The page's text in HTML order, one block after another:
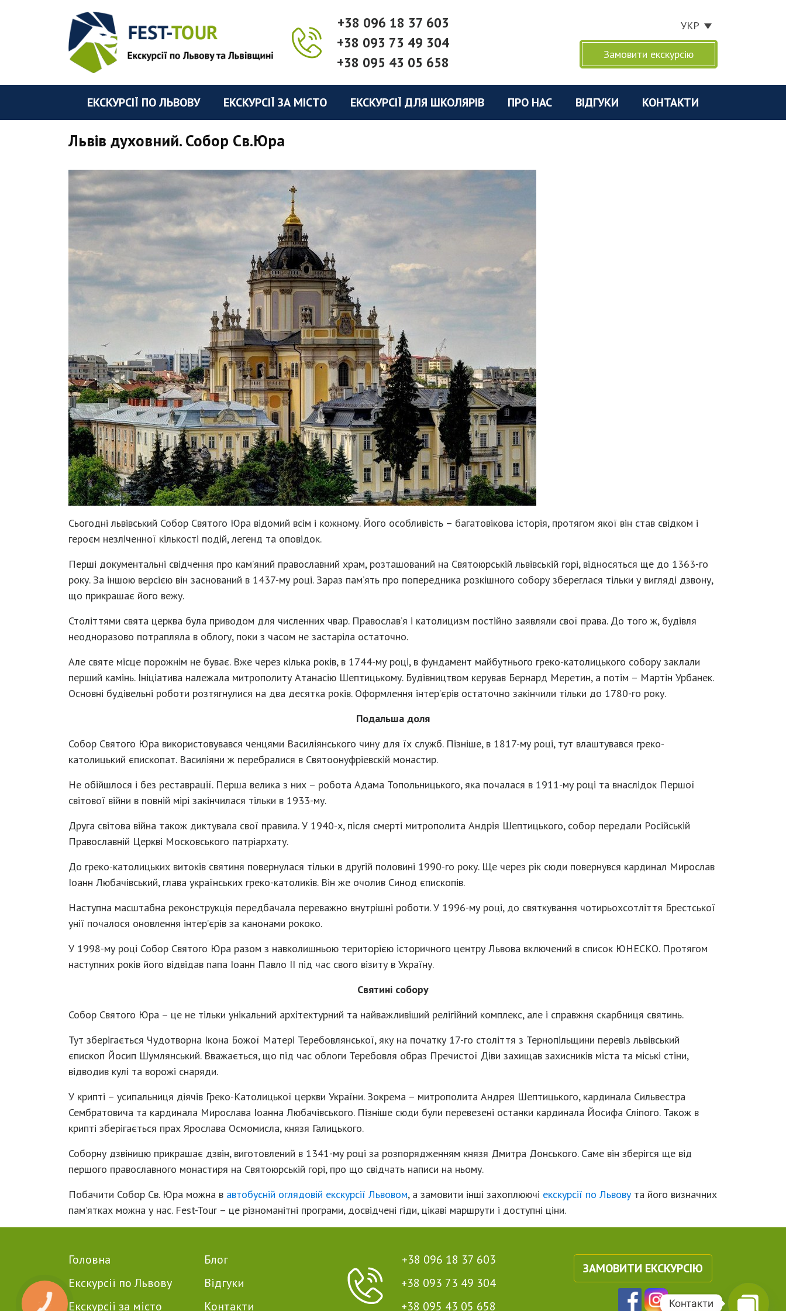
+38 096 18 37 603
+38 093 73 49 304
+38 095 43 05 658
УКР
Замовити екскурсію
ЕКСКУРСІЇ ПО ЛЬВОВУ ЕКСКУРСІЇ ЗА МІСТО ЕКСКУРСІЇ ДЛЯ ШКОЛЯРІВ ПРО НАС ВІДГУКИ КОНТАКТИ
Львів духовний. Собор Св.Юра
Сьогодні львівський Собор Святого Юра відомий всім і кожному. Його особливість – багатовікова історія, протягом якої він став свідком і
героєм незліченної кількості подій, легенд та оповідок.
Перші документальні свідчення про кам’яний православний храм, розташований на Святоюрській львівській горі, відносяться ще до 1363-го
року. За іншою версією він заснований в 1437-му році. Зараз пам’ять про попередника розкішного собору збереглася тільки у вигляді дзвону,
що прикрашає його вежу.
Століттями свята церква була приводом для численних чвар. Православ’я і католицизм постійно заявляли свої права. До того ж, будівля
неодноразово потрапляла в облогу, поки з часом не застаріла остаточно.
Але святе місце порожнім не буває. Вже через кілька років, в 1744-му році, в фундамент майбутнього греко-католицького собору заклали
перший камінь. Ініціатива належала митрополиту Атанасію Шептицькому. Будівництвом керував Бернард Меретин, а потім – Мартін Урбанек.
Основні будівельні роботи розтягнулися на два десятка років. Оформлення інтер’єрів остаточно закінчили тільки до 1780-го року.
Подальша доля
Собор Святого Юра використовувався ченцями Василіянського чину для їх служб. Пізніше, в 1817-му році, тут влаштувався греко-
католицький єпископат. Василіяни ж перебралися в Святоонуфріевскій монастир.
Не обійшлося і без реставрації. Перша велика з них – робота Адама Топольницького, яка почалася в 1911-му році та внаслідок Першої
світової війни в повній мірі закінчилася тільки в 1933-му.
Друга світова війна також диктувала свої правила. У 1940-х, після смерті митрополита Андрія Шептицького, собор передали Російській
Православній Церкві Московського патріархату.
До греко-католицьких витоків святиня повернулася тільки в другій половині 1990-го року. Ще через рік сюди повернувся кардинал Мирослав
Іоанн Любачівський, глава українських греко-католиків. Він же очолив Синод єпископів.
Наступна масштабна реконструкція передбачала переважно внутрішні роботи. У 1996-му році, до святкування чотирьохсотліття Брестської
унії почалося оновлення інтер’єрів за канонами рококо.
У 1998-му році Собор Святого Юра разом з навколишньою територією історичного центру Львова включений в список ЮНЕСКО. Протягом
наступних років його відвідав папа Іоанн Павло II під час свого візиту в Україну.
Святині собору
Собор Святого Юра – це не тільки унікальний архітектурний та найважливіший релігійний комплекс, але і справжня скарбниця святинь.
Тут зберігається Чудотворна Ікона Божої Матері Теребовлянської, яку на початку 17-го століття з Тернопільщини перевіз львівський
єпископ Йосип Шумлянський. Вважається, що під час облоги Теребовля образ Пречистої Діви захищав захисників міста та міські стіни,
відводив кулі та ворожі снаряди.
У крипті – усипальниця діячів Греко-Католицької церкви України. Зокрема – митрополита Андрея Шептицького, кардинала Сильвестра
Сембратовича та кардинала Мирослава Іоанна Любачівського. Пізніше сюди були перевезені останки кардинала Йосифа Сліпого. Також в
крипті зберігається прах Ярослава Осмомисла, князя Галицького.
Соборну дзвіницю прикрашає дзвін, виготовлений в 1341-му році за розпорядженням князя Дмитра Донського. Саме він зберігся ще від
першого православного монастиря на Святоюрській горі, про що свідчать написи на ньому.
Побачити Собор Св. Юра можна в автобусній оглядовій екскурсії Львовом, а замовити інші захоплюючі екскурсії по Львову та його визначних
пам’ятках можна у нас. Fest-Tour – це різноманітні програми, досвідчені гіди, цікаві маршрути і доступні ціни.
Головна
Екскурсії по Львову
Екскурсії за місто
Блог
Відгуки
Контакти
+38 096 18 37 603
+38 093 73 49 304
+38 095 43 05 658
ЗАМОВИТИ ЕКСКУРСІЮ
Контакти